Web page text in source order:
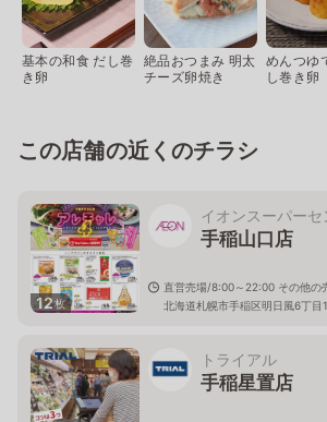
基本の和食 だし巻
き卵
絶品おつまみ 明太
チーズ卵焼き
めんつゆ
し巻き卵
この店舗の近くのチラシ
12枚
イオンスーパーセ
手稲山口店
直営売場/8:00～22:00 その他
北海道札幌市手稲区明日風6丁目
トライアル
手稲星置店